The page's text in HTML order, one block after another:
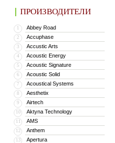
ПРОИЗВОДИТЕЛИ
1 Abbey Road
2 Accuphase
3 Accustic Arts
4 Acoustic Energy
5 Acoustic Signature
6 Acoustic Solid
7 Acoustical Systems
8 Aesthetix
9 Airtech
10 Aktyna Technology
11 AMS
12 Anthem
13 Apertura